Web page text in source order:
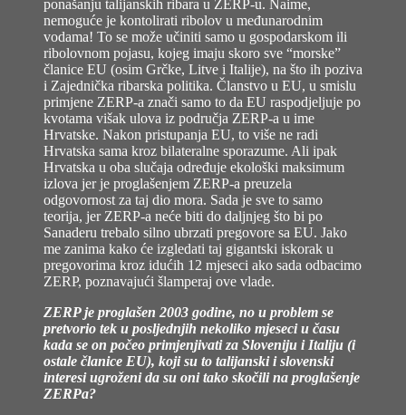
ponašanju talijanskih ribara u ZERP-u. Naime,
nemoguće je kontolirati ribolov u međunarodnim
vodama! To se može učiniti samo u gospodarskom ili
ribolovnom pojasu, kojeg imaju skoro sve “morske”
članice EU (osim Grčke, Litve i Italije), na što ih poziva
i Zajednička ribarska politika. Članstvo u EU, u smislu
primjene ZERP-a znači samo to da EU raspodjeljuje po
kvotama višak ulova iz područja ZERP-a u ime
Hrvatske. Nakon pristupanja EU, to više ne radi
Hrvatska sama kroz bilateralne sporazume. Ali ipak
Hrvatska u oba slučaja određuje ekološki maksimum
izlova jer je proglašenjem ZERP-a preuzela
odgovornost za taj dio mora. Sada je sve to samo
teorija, jer ZERP-a neće biti do daljnjeg što bi po
Sanaderu trebalo silno ubrzati pregovore sa EU. Jako
me zanima kako će izgledati taj gigantski iskorak u
pregovorima kroz idućih 12 mjeseci ako sada odbacimo
ZERP, poznavajući šlamperaj ove vlade.
ZERP je proglašen 2003 godine, no u problem se
pretvorio tek u posljednjih nekoliko mjeseci u času
kada se on počeo primjenjivati za Sloveniju i Italiju (i
ostale članice EU), koji su to talijanski i slovenski
interesi ugroženi da su oni tako skočili na proglašenje
ZERPa?